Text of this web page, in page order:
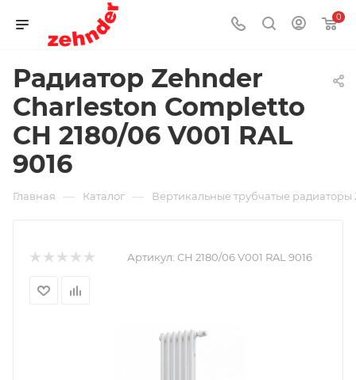
0
Радиатор Zehnder
Charleston Completto
CH 2180/06 V001 RAL
9016
Главная — Каталог — Вертикальные трубчатые радиаторы
Артикул: CH 2180/06 V001 RAL 9016